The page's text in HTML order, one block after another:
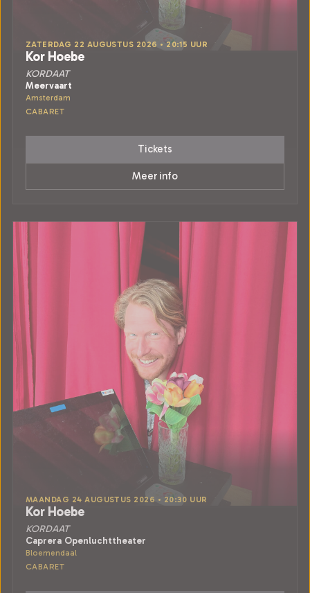
ZATERDAG 22 AUGUSTUS 2026 • 20:15 UUR
Kor Hoebe
KORDAAT
Meervaart
Amsterdam
CABARET
Tickets
Meer info
MAANDAG 24 AUGUSTUS 2026 • 20:30 UUR
Kor Hoebe
KORDAAT
Caprera Openluchttheater
Bloemendaal
CABARET